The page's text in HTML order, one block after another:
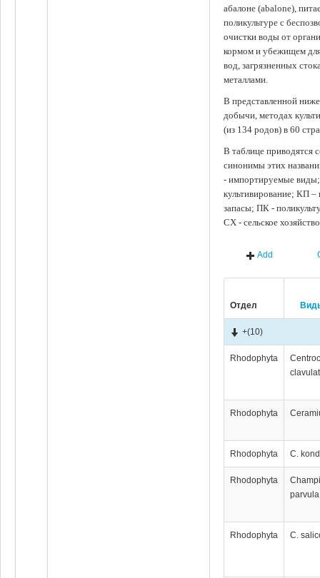
абалоне (abalone),
поликультуре с
очистки воды от
кормом и убежищем
вод, загрязненных
металлами.
В представленной
добычи, методах
(из 134 родов) в 60
В таблице приводятся
синонимы этих
- импортируемые
культивирование; КП
запасы; ПК -
СХ - сельское
Add
Отдел
+(10)
Rhodophyta
Rhodophyta
Rhodophyta C.
Rhodophyta
parvula
Rhodophyta C.